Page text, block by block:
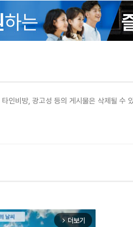
arrow_forward_ios 더보기